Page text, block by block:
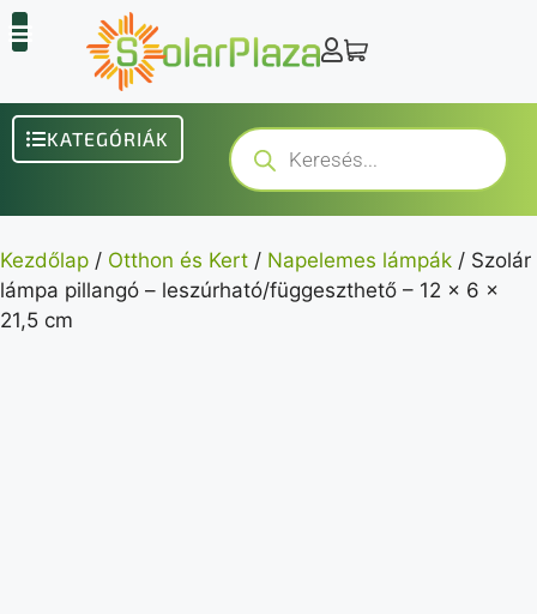
KATEGÓRIÁK
Kezdőlap / Otthon és Kert / Napelemes lámpák / Szolár
lámpa pillangó – leszúrható/függeszthető – 12 x 6 x
21,5 cm